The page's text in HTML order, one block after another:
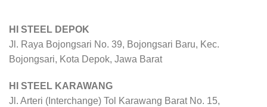
HI STEEL DEPOK
Jl. Raya Bojongsari No. 39, Bojongsari Baru, Kec.
Bojongsari, Kota Depok, Jawa Barat
HI STEEL KARAWANG
Jl. Arteri (Interchange) Tol Karawang Barat No. 15,